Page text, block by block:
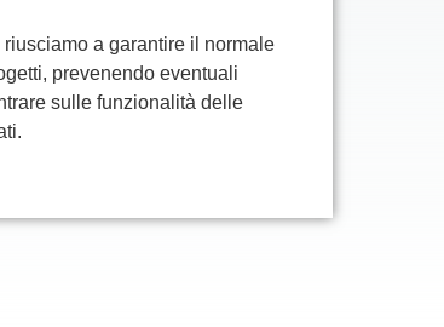
a garantire il normale
prevenendo eventuali
sulle funzionalità delle